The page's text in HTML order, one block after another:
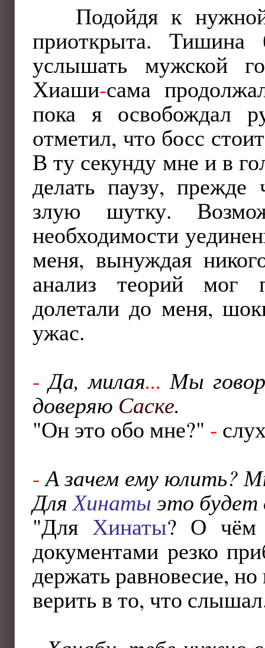
Подойдя к
приоткрыта. Тишина
услышать мужской
Хиаши-сама
пока я освобождал
отметил, что босс
В ту секунду мне и в
делать паузу,
злую шутку.
необходимости
меня, вынуждая
анализ теорий мог
долетали до меня,
ужас.
- Да, милая... Мы
доверяю Саске.
"Он это обо мне?" -
- А зачем ему юлить?
ДляХинаты это
"Для Хинаты? О чём
документами резко
держать равновесие, но
верить в то, что